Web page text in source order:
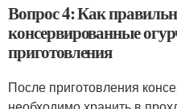
Вопрос 4: Как
консервированные
приготовления
После приготовления